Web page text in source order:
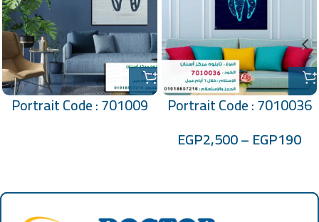
Portrait Code : 7010036
EGP190
–
EGP2,500
Portrait Code : 701009